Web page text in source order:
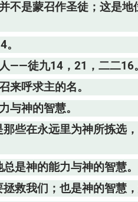
不是蒙召作圣徒；这是地
——徒九14，21，二二16。
来呼求主的名。
与神的智慧。
些在永远里为神所拣选
是神的能力与神的智慧。
救我们；也是神的智慧